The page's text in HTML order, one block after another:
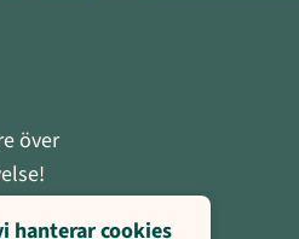
över
hanterar cookies